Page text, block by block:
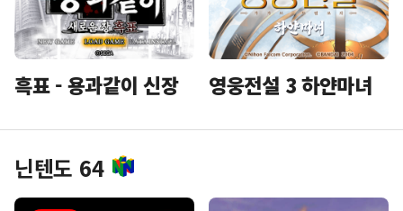
흑표 - 용과같이 신장 영웅전설 3 하얀마녀
닌텐도 64